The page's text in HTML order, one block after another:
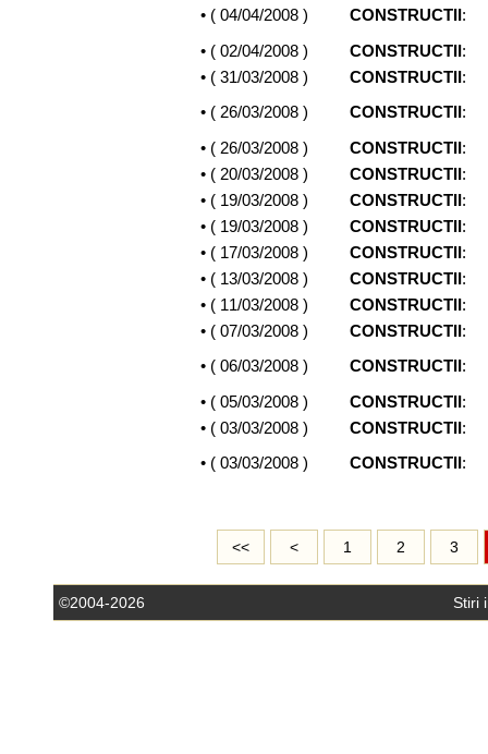
• ( 04/04/2008 ) CONSTRUCTII:
• ( 02/04/2008 ) CONSTRUCTII:
• ( 31/03/2008 ) CONSTRUCTII:
• ( 26/03/2008 ) CONSTRUCTII:
• ( 26/03/2008 ) CONSTRUCTII:
• ( 20/03/2008 ) CONSTRUCTII:
• ( 19/03/2008 ) CONSTRUCTII:
• ( 19/03/2008 ) CONSTRUCTII:
• ( 17/03/2008 ) CONSTRUCTII:
• ( 13/03/2008 ) CONSTRUCTII:
• ( 11/03/2008 ) CONSTRUCTII:
• ( 07/03/2008 ) CONSTRUCTII:
• ( 06/03/2008 ) CONSTRUCTII:
• ( 05/03/2008 ) CONSTRUCTII:
• ( 03/03/2008 ) CONSTRUCTII:
• ( 03/03/2008 ) CONSTRUCTII:
<< < 1 2 3
©2004-2026 Stiri